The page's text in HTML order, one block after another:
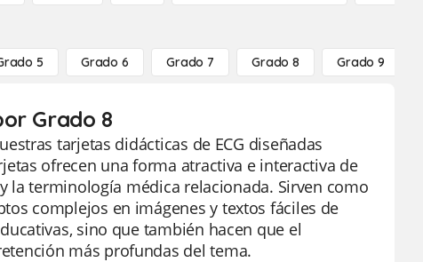
5 Grado 6 Grado 7 Grado 8 Grado 9
Grado 8
tarjetas didácticas de ECG diseñadas
ofrecen una forma atractiva e interactiva de
la terminología médica relacionada. Sirven como
complejos en imágenes y textos fáciles de
sino que también hacen que el
más profundas del tema.